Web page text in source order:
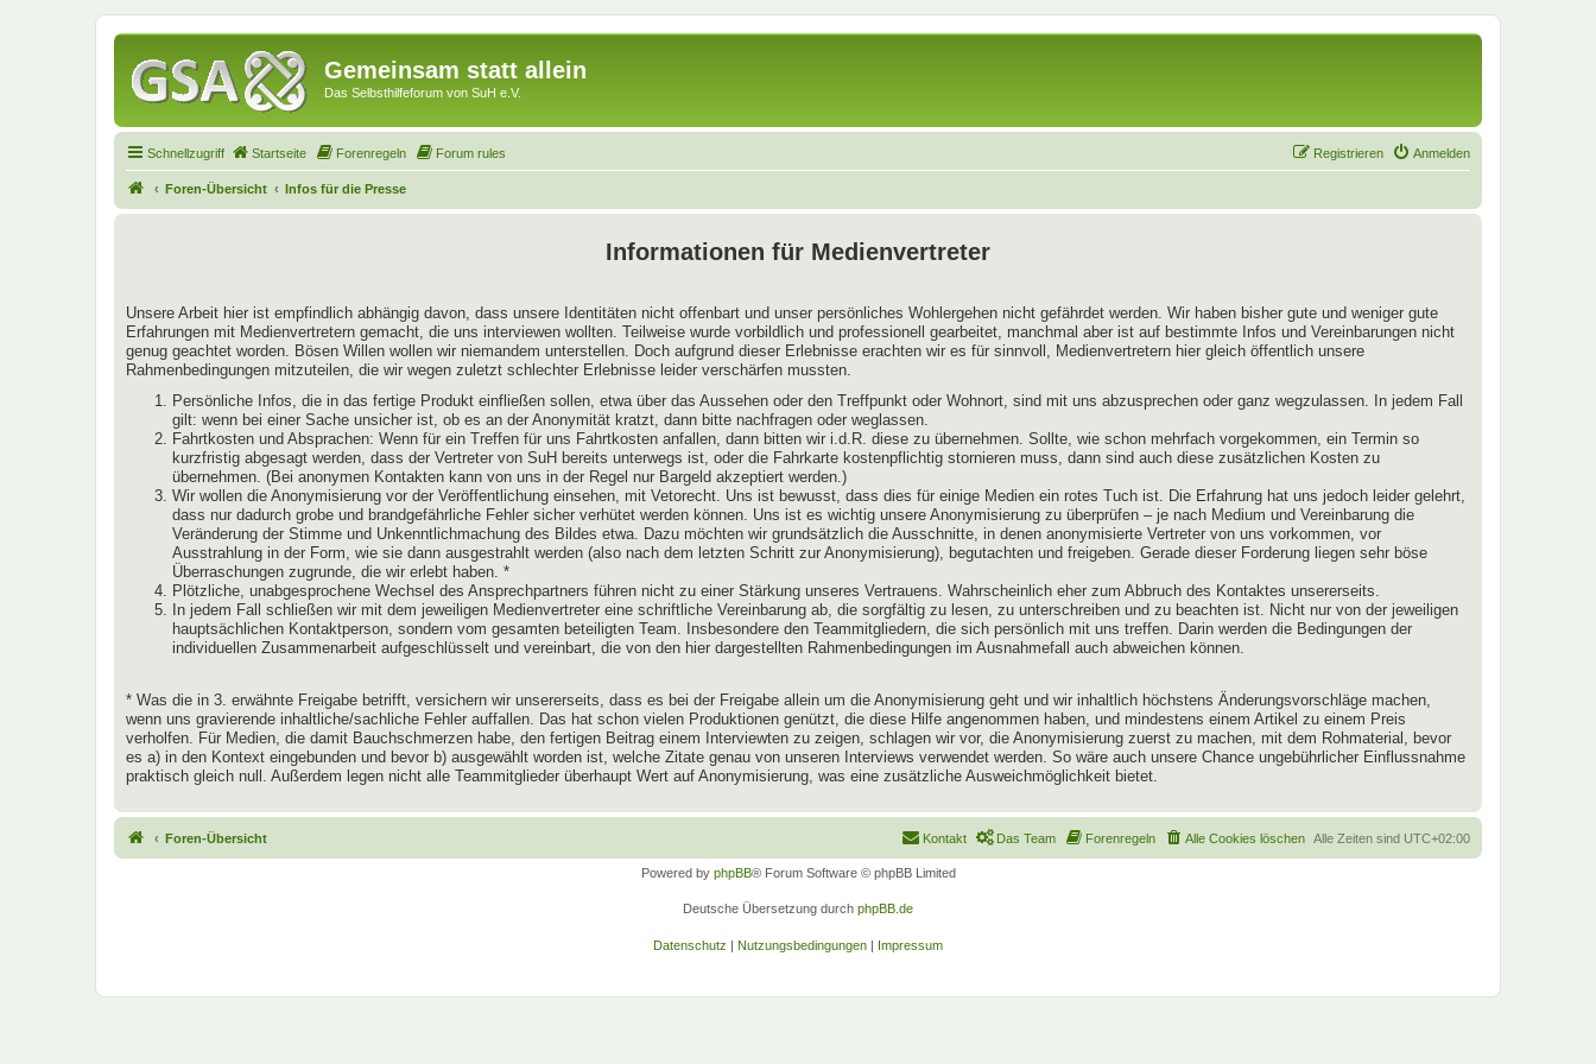
Gemeinsam statt allein
Das Selbsthilfeforum von SuH e.V.
Schnellzugriff Startseite Forenregeln Forum rules Anmelden
Registrieren
Foren-Übersicht Infos für die Presse
Informationen für Medienvertreter
Unsere Arbeit hier ist empfindlich abhängig davon, dass unsere Identitäten nicht offenbart und unser persönliches Wohlergehen nicht gefährdet werden. Wir haben bisher gute und weniger gute
Erfahrungen mit Medienvertretern gemacht, die uns interviewen wollten. Teilweise wurde vorbildlich und professionell gearbeitet, manchmal aber ist auf bestimmte Infos und Vereinbarungen nicht
genug geachtet worden. Bösen Willen wollen wir niemandem unterstellen. Doch aufgrund dieser Erlebnisse erachten wir es für sinnvoll, Medienvertretern hier gleich öffentlich unsere
Rahmenbedingungen mitzuteilen, die wir wegen zuletzt schlechter Erlebnisse leider verschärfen mussten.
Persönliche Infos, die in das fertige Produkt einfließen sollen, etwa über das Aussehen oder den Treffpunkt oder Wohnort, sind mit uns abzusprechen oder ganz wegzulassen. In jedem Fall
gilt: wenn bei einer Sache unsicher ist, ob es an der Anonymität kratzt, dann bitte nachfragen oder weglassen.
Fahrtkosten und Absprachen: Wenn für ein Treffen für uns Fahrtkosten anfallen, dann bitten wir i.d.R. diese zu übernehmen. Sollte, wie schon mehrfach vorgekommen, ein Termin so
kurzfristig abgesagt werden, dass der Vertreter von SuH bereits unterwegs ist, oder die Fahrkarte kostenpflichtig stornieren muss, dann sind auch diese zusätzlichen Kosten zu
übernehmen. (Bei anonymen Kontakten kann von uns in der Regel nur Bargeld akzeptiert werden.)
Wir wollen die Anonymisierung vor der Veröffentlichung einsehen, mit Vetorecht. Uns ist bewusst, dass dies für einige Medien ein rotes Tuch ist. Die Erfahrung hat uns jedoch leider gelehrt,
dass nur dadurch grobe und brandgefährliche Fehler sicher verhütet werden können. Uns ist es wichtig unsere Anonymisierung zu überprüfen – je nach Medium und Vereinbarung die
Veränderung der Stimme und Unkenntlichmachung des Bildes etwa. Dazu möchten wir grundsätzlich die Ausschnitte, in denen anonymisierte Vertreter von uns vorkommen, vor
Ausstrahlung in der Form, wie sie dann ausgestrahlt werden (also nach dem letzten Schritt zur Anonymisierung), begutachten und freigeben. Gerade dieser Forderung liegen sehr böse
Überraschungen zugrunde, die wir erlebt haben. *
Plötzliche, unabgesprochene Wechsel des Ansprechpartners führen nicht zu einer Stärkung unseres Vertrauens. Wahrscheinlich eher zum Abbruch des Kontaktes unsererseits.
In jedem Fall schließen wir mit dem jeweiligen Medienvertreter eine schriftliche Vereinbarung ab, die sorgfältig zu lesen, zu unterschreiben und zu beachten ist. Nicht nur von der jeweiligen
hauptsächlichen Kontaktperson, sondern vom gesamten beteiligten Team. Insbesondere den Teammitgliedern, die sich persönlich mit uns treffen. Darin werden die Bedingungen der
individuellen Zusammenarbeit aufgeschlüsselt und vereinbart, die von den hier dargestellten Rahmenbedingungen im Ausnahmefall auch abweichen können.
* Was die in 3. erwähnte Freigabe betrifft, versichern wir unsererseits, dass es bei der Freigabe allein um die Anonymisierung geht und wir inhaltlich höchstens Änderungsvorschläge machen,
wenn uns gravierende inhaltliche/sachliche Fehler auffallen. Das hat schon vielen Produktionen genützt, die diese Hilfe angenommen haben, und mindestens einem Artikel zu einem Preis
verholfen. Für Medien, die damit Bauchschmerzen habe, den fertigen Beitrag einem Interviewten zu zeigen, schlagen wir vor, die Anonymisierung zuerst zu machen, mit dem Rohmaterial, bevor
es a) in den Kontext eingebunden und bevor b) ausgewählt worden ist, welche Zitate genau von unseren Interviews verwendet werden. So wäre auch unsere Chance ungebührlicher Einflussnahme
praktisch gleich null. Außerdem legen nicht alle Teammitglieder überhaupt Wert auf Anonymisierung, was eine zusätzliche Ausweichmöglichkeit bietet.
Foren-Übersicht Alle Zeiten sind UTC+02:00
Alle Cookies löschen
Forenregeln
Das Team
Kontakt
Powered by phpBB® Forum Software © phpBB Limited
Deutsche Übersetzung durch phpBB.de
Datenschutz | Nutzungsbedingungen | Impressum